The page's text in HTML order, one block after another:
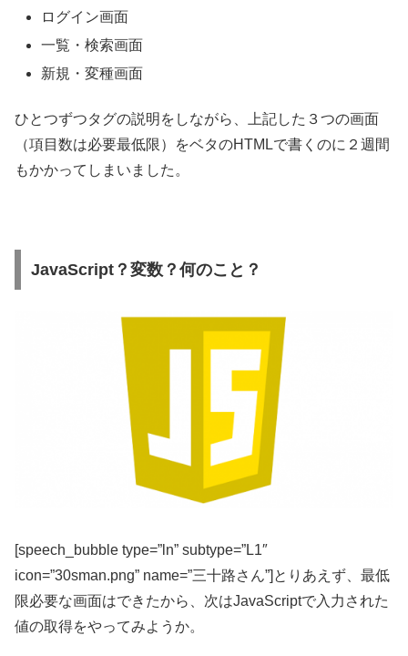
ログイン画面
一覧・検索画面
新規・変種画面
ひとつずつタグの説明をしながら、上記した３つの画面
（項目数は必要最低限）をベタのHTMLで書くのに２週間
もかかってしまいました。
JavaScript？変数？何のこと？
[speech_bubble type=”ln” subtype=”L1″
icon=”30sman.png” name=”三十路さん”]とりあえず、最低
限必要な画面はできたから、次はJavaScriptで入力された
値の取得をやってみようか。